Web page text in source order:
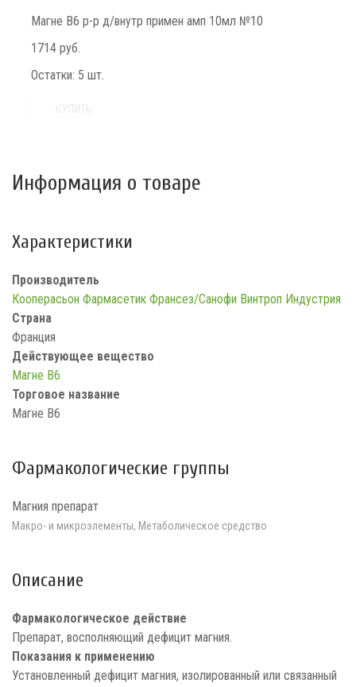
Магне В6 р-р д/внутр примен амп 10мл №10
1714 руб.
Остатки: 5 шт.
Информация о товаре
Характеристики
Производитель
Кооперасьон Фармасетик Франсез/Санофи Винтроп Индустрия
Страна
Франция
Действующее вещество
Магне B6
Торговое название
Магне B6
Фармакологические группы
Магния препарат
Макро- и микроэлементы, Метаболическое средство
Описание
Фармакологическое действие
Препарат, восполняющий дефицит магния.
Показания к применению
Установленный дефицит магния, изолированный или связанный